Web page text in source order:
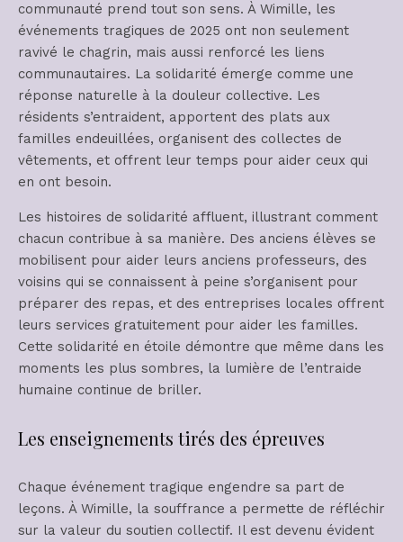
communauté prend tout son sens. À Wimille, les
événements tragiques de 2025 ont non seulement
ravivé le chagrin, mais aussi renforcé les liens
communautaires. La solidarité émerge comme une
réponse naturelle à la douleur collective. Les
résidents s’entraident, apportent des plats aux
familles endeuillées, organisent des collectes de
vêtements, et offrent leur temps pour aider ceux qui
en ont besoin.
Les histoires de solidarité affluent, illustrant comment
chacun contribue à sa manière. Des anciens élèves se
mobilisent pour aider leurs anciens professeurs, des
voisins qui se connaissent à peine s’organisent pour
préparer des repas, et des entreprises locales offrent
leurs services gratuitement pour aider les familles.
Cette solidarité en étoile démontre que même dans les
moments les plus sombres, la lumière de l’entraide
humaine continue de briller.
Les enseignements tirés des épreuves
Chaque événement tragique engendre sa part de
leçons. À Wimille, la souffrance a permette de réfléchir
sur la valeur du soutien collectif. Il est devenu évident